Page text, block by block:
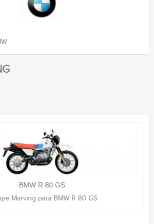
BMW R 80 GS
Marving para BMW R 80 GS